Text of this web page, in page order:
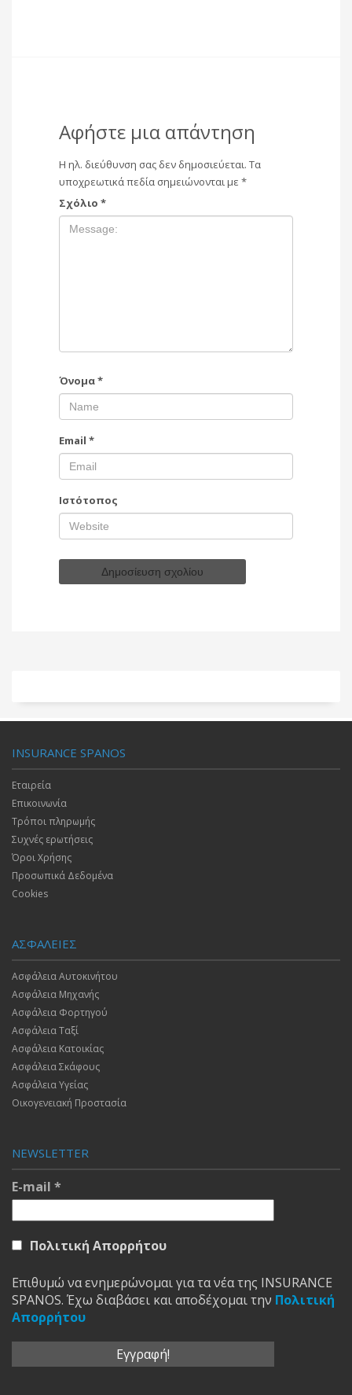
Αφήστε μια απάντηση
Η ηλ. διεύθυνση σας δεν δημοσιεύεται. Τα
υποχρεωτικά πεδία σημειώνονται με *
Σχόλιο *
Όνομα*
Email *
Ιστότοπος
INSURANCE SPANOS
Εταιρεία
Επικοινωνία
Τρόποι πληρωμής
Συχνές ερωτήσεις
Όροι Χρήσης
Προσωπικά Δεδομένα
Cookies
ΑΣΦΑΛΕΙΕΣ
Ασφάλεια Αυτοκινήτου
Ασφάλεια Μηχανής
Ασφάλεια Φορτηγού
Ασφάλεια Ταξί
Ασφάλεια Κατοικίας
Ασφάλεια Σκάφους
Ασφάλεια Υγείας
Οικογενειακή Προστασία
NEWSLETTER
E-mail *
Πολιτική Απορρήτου
Επιθυμώ να ενημερώνομαι για τα νέα της INSURANCE
SPANOS. Έχω διαβάσει και αποδέχομαι την Πολιτική
Απορρήτου